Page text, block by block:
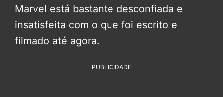
Marvel está bastante desconfiada e
insatisfeita com o que foi escrito e
filmado até agora.
PUBLICIDADE